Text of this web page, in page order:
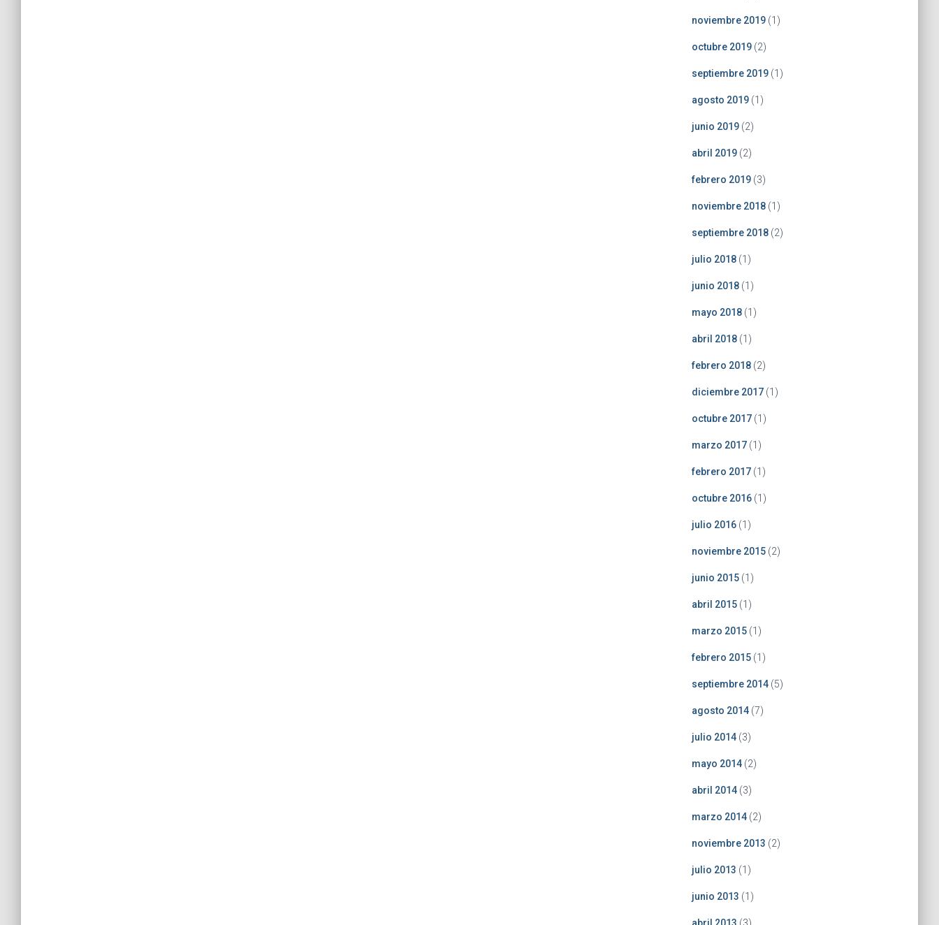
noviembre 2019(1)
octubre 2019(2)
septiembre 2019(1)
agosto 2019(1)
junio 2019(2)
abril 2019(2)
febrero 2019(3)
noviembre 2018(1)
septiembre 2018(2)
julio 2018(1)
junio 2018(1)
mayo 2018(1)
abril 2018(1)
febrero 2018(2)
diciembre 2017(1)
octubre 2017(1)
marzo 2017(1)
febrero 2017(1)
octubre 2016(1)
julio 2016(1)
noviembre 2015(2)
junio 2015(1)
abril 2015(1)
marzo 2015(1)
febrero 2015(1)
septiembre 2014(5)
agosto 2014(7)
julio 2014(3)
mayo 2014(2)
abril 2014(3)
marzo 2014(2)
noviembre 2013 (2)
julio 2013 (1)
junio 2013 (1)